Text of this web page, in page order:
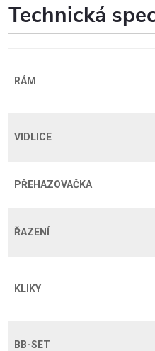
Technická
RÁM
VIDLICE
PŘEHAZOVAČKA
ŘAZENÍ
KLIKY
BB-SET